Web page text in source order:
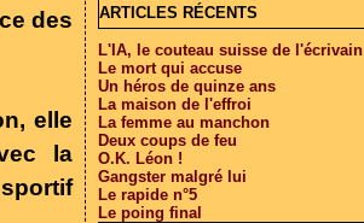
des
elle
la
ARTICLES RÉCENTS
L'IA, le couteau suisse de l'écrivain
Le mort qui accuse
Un héros de quinze ans
La maison de l'effroi
La femme au manchon
Deux coups de feu
O.K. Léon !
Gangster malgré lui
Le rapide n°5
Le poing final